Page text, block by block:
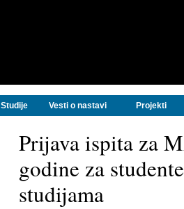
Studije Vesti o nastavi Projekti
Prijava ispita za
godine za
studijama